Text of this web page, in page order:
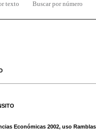
texto Buscar por número
Económicas 2002, uso